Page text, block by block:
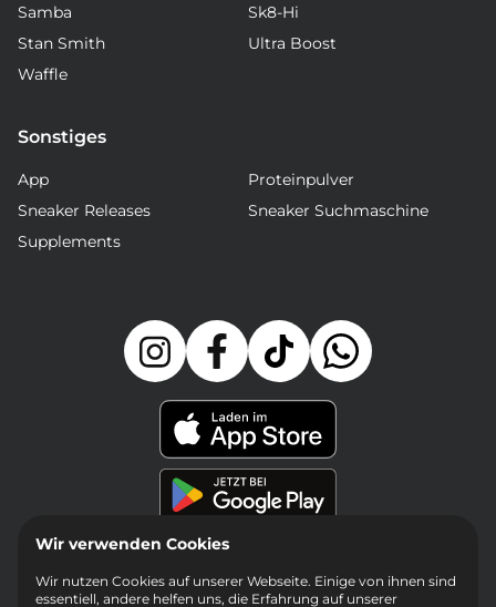
Samba
Sk8-Hi
Stan Smith
Ultra Boost
Waffle
Sonstiges
App
Proteinpulver
Sneaker Releases
Sneaker Suchmaschine
Supplements
Wir verwenden Cookies
Wir nutzen Cookies auf unserer Webseite. Einige von ihnen sind
essentiell, andere helfen uns, die Erfahrung auf unserer